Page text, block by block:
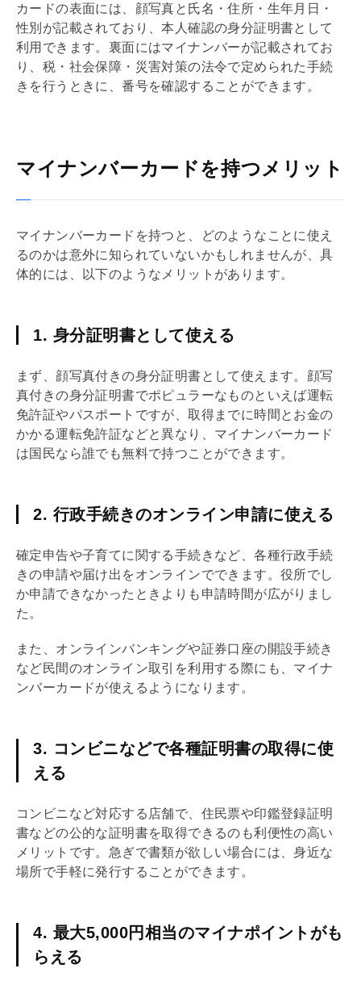
カードの表面には、顔写真と氏名・住所・生年月日・
性別が記載されており、本人確認の身分証明書として
利用できます。裏面にはマイナンバーが記載されてお
り、税・社会保障・災害対策の法令で定められた手続
きを行うときに、番号を確認することができます。
マイナンバーカードを持つメリット
マイナンバーカードを持つと、どのようなことに使え
るのかは意外に知られていないかもしれませんが、具
体的には、以下のようなメリットがあります。
1. 身分証明書として使える
まず、顔写真付きの身分証明書として使えます。顔写
真付きの身分証明書でポピュラーなものといえば運転
免許証やパスポートですが、取得までに時間とお金の
かかる運転免許証などと異なり、マイナンバーカード
は国民なら誰でも無料で持つことができます。
2. 行政手続きのオンライン申請に使える
確定申告や子育てに関する手続きなど、各種行政手続
きの申請や届け出をオンラインでできます。役所でし
か申請できなかったときよりも申請時間が広がりまし
た。
また、オンラインバンキングや証券口座の開設手続き
など民間のオンライン取引を利用する際にも、マイナ
ンバーカードが使えるようになります。
3. コンビニなどで各種証明書の取得に使
える
コンビニなど対応する店舗で、住民票や印鑑登録証明
書などの公的な証明書を取得できるのも利便性の高い
メリットです。急ぎで書類が欲しい場合には、身近な
場所で手軽に発行することができます。
4. 最大5,000円相当のマイナポイントがも
らえる